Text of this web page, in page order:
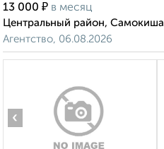
13 000 ₽ в месяц
Центральный район,
Агентство, 06.08.2026
‹